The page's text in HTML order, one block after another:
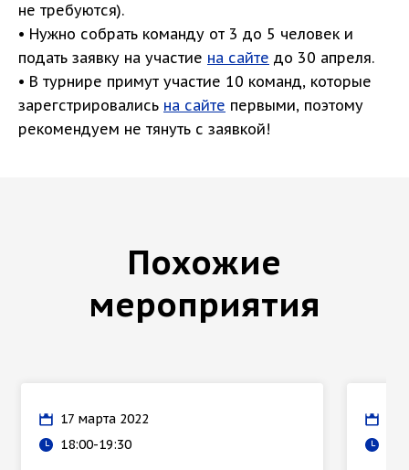
не требуются).
• Нужно собрать команду от 3 до 5 человек и
подать заявку на участие на сайте до 30 апреля.
• В турнире примут участие 10 команд, которые
зарегстрировались на сайте первыми, поэтому
рекомендуем не тянуть с заявкой!
Похожие
мероприятия
17 марта 2022
18:00-19:30